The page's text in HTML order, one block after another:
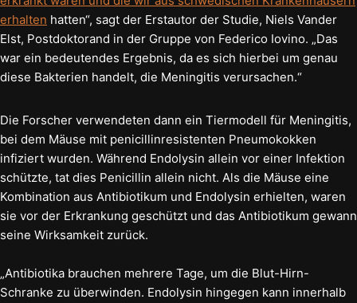
erhalten hatten“, sagt der Erstautor der Studie, Niels Vander
Elst, Postdoktorand in der Gruppe von Federico Iovino. „Das
war ein bedeutendes Ergebnis, da es sich hierbei um genau
diese Bakterien handelt, die Meningitis verursachen.“
Die Forscher verwendeten dann ein Tiermodell für Meningitis,
bei dem Mäuse mit penicillinresistenten Pneumokokken
infiziert wurden. Während Endolysin allein vor einer Infektion
schützte, tat dies Penicillin allein nicht. Als die Mäuse eine
Kombination aus Antibiotikum und Endolysin erhielten, waren
sie vor der Erkrankung geschützt und das Antibiotikum gewann
seine Wirksamkeit zurück.
„Antibiotika brauchen mehrere Tage, um die Blut-Hirn-
Schranke zu überwinden. Endolysin hingegen kann innerhalb